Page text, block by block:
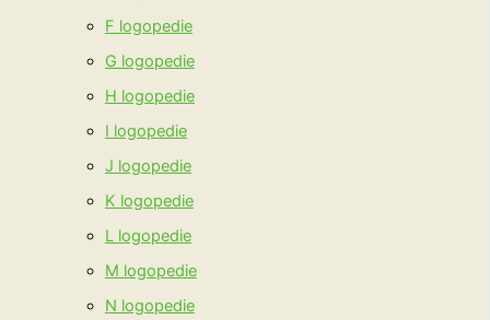
F logopedie
G logopedie
H logopedie
I logopedie
J logopedie
K logopedie
L logopedie
M logopedie
N logopedie